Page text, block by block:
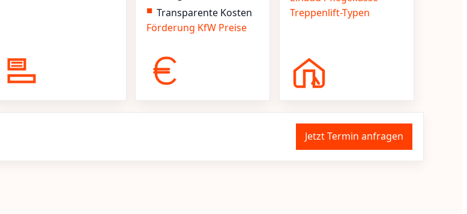
Transparente Kosten
Förderung KfW Preise
Treppenlift-Typen
Jetzt Termin anfragen